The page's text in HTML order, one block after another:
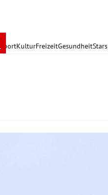
SportKulturFreizeitGesundheitStars